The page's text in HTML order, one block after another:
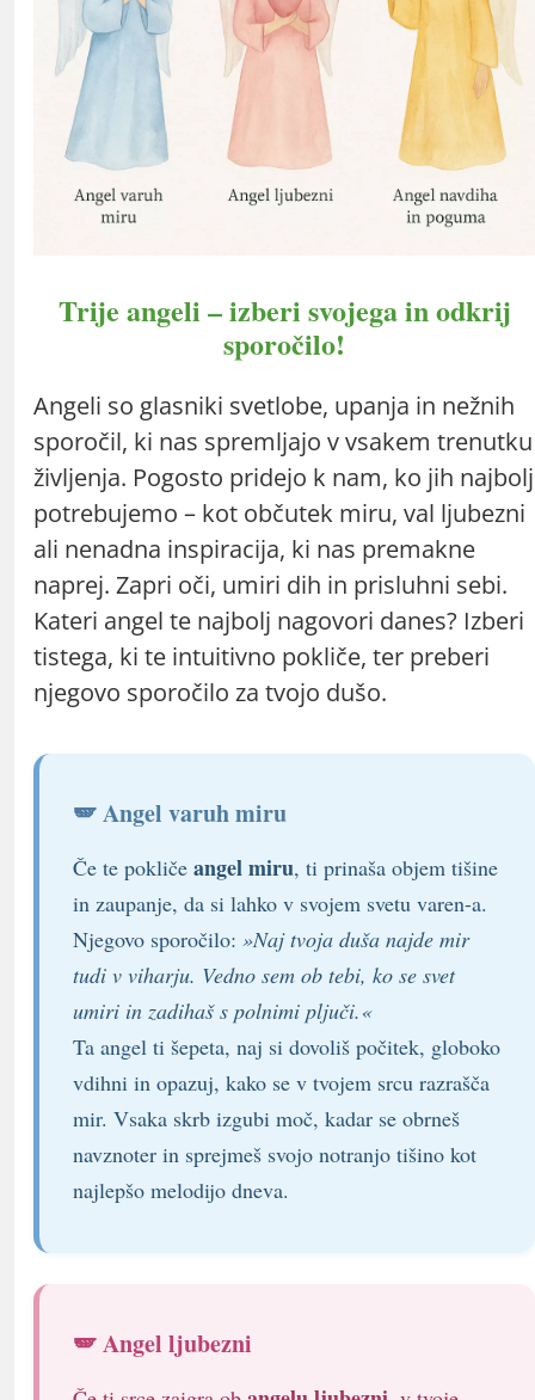
Trije angeli – izberi svojega in odkrij
sporočilo!
Angeli so glasniki svetlobe, upanja in nežnih
sporočil, ki nas spremljajo v vsakem trenutku
življenja. Pogosto pridejo k nam, ko jih najbolj
potrebujemo – kot občutek miru, val ljubezni
ali nenadna inspiracija, ki nas premakne
naprej. Zapri oči, umiri dih in prisluhni sebi.
Kateri angel te najbolj nagovori danes? Izberi
tistega, ki te intuitivno pokliče, ter preberi
njegovo sporočilo za tvojo dušo.
🪽 Angel varuh miru
Če te pokliče angel miru, ti prinaša objem tišine
in zaupanje, da si lahko v svojem svetu varen-a.
Njegovo sporočilo: »Naj tvoja duša najde mir
tudi v viharju. Vedno sem ob tebi, ko se svet
umiri in zadihaš s polnimi pljuči.«
Ta angel ti šepeta, naj si dovoliš počitek, globoko
vdihni in opazuj, kako se v tvojem srcu razrašča
mir. Vsaka skrb izgubi moč, kadar se obrneš
navznoter in sprejmeš svojo notranjo tišino kot
najlepšo melodijo dneva.
🪽 Angel ljubezni